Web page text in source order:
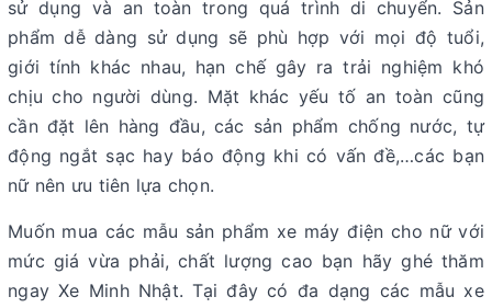
sử dụng và an toàn trong quá trình di chuyển. Sản
phẩm dễ dàng sử dụng sẽ phù hợp với mọi độ tuổi,
giới tính khác nhau, hạn chế gây ra trải nghiệm khó
chịu cho người dùng. Mặt khác yếu tố an toàn cũng
cần đặt lên hàng đầu, các sản phẩm chống nước, tự
động ngắt sạc hay báo động khi có vấn đề,…các bạn
nữ nên ưu tiên lựa chọn.
Muốn mua các mẫu sản phẩm xe máy điện cho nữ với
mức giá vừa phải, chất lượng cao bạn hãy ghé thăm
ngay Xe Minh Nhật. Tại đây có đa dạng các mẫu xe